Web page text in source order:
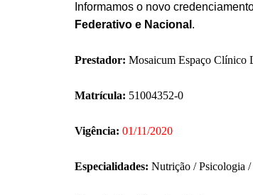
Informamos o novo
Federativo e Nacional .
Prestador: Mosaicum Espaço Clínico
Matrícula: 51004352-0
Vigência: 01/11/2020
Especialidades: Nutrição / Psicologia